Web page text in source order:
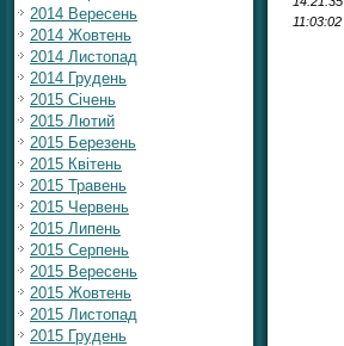
2014 Вересень
2014 Жовтень
2014 Листопад
2014 Грудень
2015 Січень
2015 Лютий
2015 Березень
2015 Квітень
2015 Травень
2015 Червень
2015 Липень
2015 Серпень
2015 Вересень
2015 Жовтень
2015 Листопад
2015 Грудень
11:03:02